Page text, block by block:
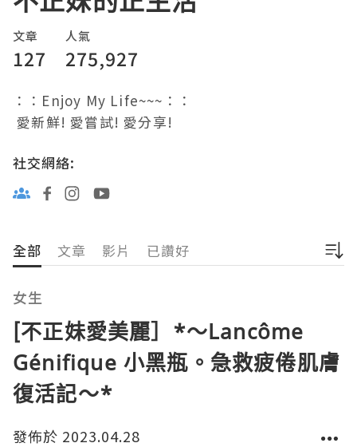
文章
127
人氣
275,927
：：Enjoy My Life~~~：：
愛新鮮! 愛嘗試! 愛分享!
社交網絡:
全部 文章 影片 已讚好
女生
[不正妹愛美麗］*～Lancôme
Génifique 小黑瓶。急救疲倦肌膚
復活記～*
發佈於 2023.04.28